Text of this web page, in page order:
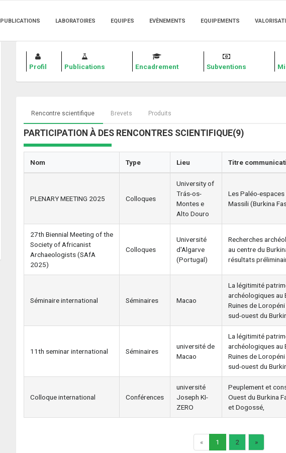
PUBLICATIONS LABORATOIRES EQUIPES EVÈNEMENTS EQUIPEMENTS
Profil Publications Encadrement Subventions
Rencontre scientifique Brevets Produits
PARTICIPATION À DES RENCONTRES SCIENTIFIQUE(9)
Nom Type Lieu Titre
PLENARY MEETING 2025 Colloques
University of
Trás-os-
Montes e
Alto Douro
Les Paléo-
Massili (Burkina
27th Biennial Meeting of the
Society of Africanist
Archaeologists (SAfA
2025)
Colloques
Université
d'Algarve
(Portugal)
Recherches
au centre du
résultats
Séminaire international Séminaires Macao
La légitimité
archéologiques au
Ruines de
sud-ouest du
11th seminar international Séminaires
université de
Macao
La légitimité
archéologiques au
Ruines de
sud-ouest du
Colloque international Conférences
université
Joseph KI-
ZERO
Peuplement et
Ouest du Burkina
et Dogossé,
« 1 2 »